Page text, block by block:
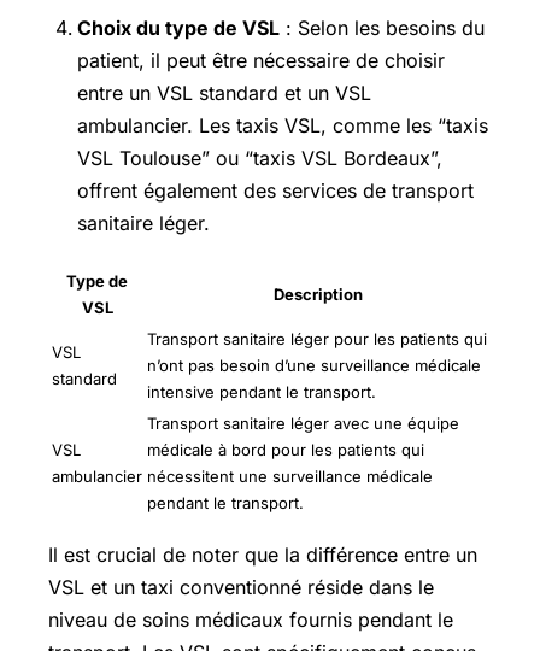
Choix du type de VSL : Selon les besoins du
patient, il peut être nécessaire de choisir
entre un VSL standard et un VSL
ambulancier. Les taxis VSL, comme les “taxis
VSL Toulouse” ou “taxis VSL Bordeaux”,
offrent également des services de transport
sanitaire léger.
Type de
VSL
Description
VSL
standard
Transport sanitaire léger pour les patients qui
n’ont pas besoin d’une surveillance médicale
intensive pendant le transport.
VSL
ambulancier
Transport sanitaire léger avec une équipe
médicale à bord pour les patients qui
nécessitent une surveillance médicale
pendant le transport.
Il est crucial de noter que la différence entre un
VSL et un taxi conventionné réside dans le
niveau de soins médicaux fournis pendant le